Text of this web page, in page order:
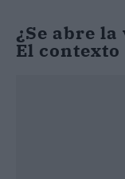
¿Se abre
El contexto